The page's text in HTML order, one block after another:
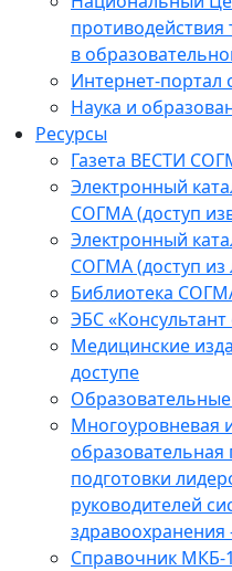
в
Интернет-портал
Наука и
Ресурсы
Газета ВЕСТИ
Электронный
СОГМА (доступ
Электронный
СОГМА (доступ из
Библиотека
ЭБС «Консультант
Медицинские
доступе
Многоуровневая
подготовки
руководителей
Справочник МКБ-